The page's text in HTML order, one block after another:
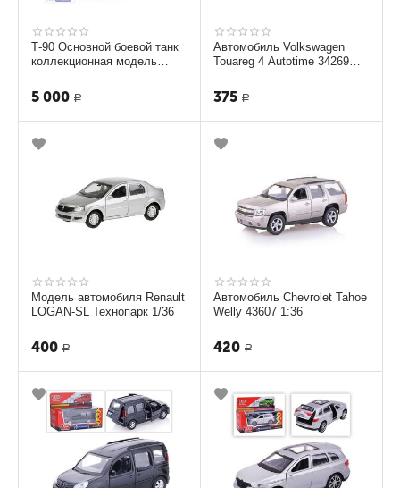
Т-90 Основной боевой танк
коллекционная модель
5 000 Р
Автомобиль Volkswagen
Touareg 4 Autotime 34269
375 Р
Модель автомобиля Renault
LOGAN-SL Технопарк 1/36
400 Р
Автомобиль Chevrolet Tahoe
Welly 43607 1:36
420 Р